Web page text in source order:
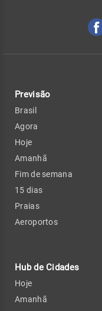
Previsão
Brasil
Agora
Hoje
Amanhã
Fim de semana
15 dias
Praias
Aeroportos
Hub de Cidades
Hoje
Amanhã